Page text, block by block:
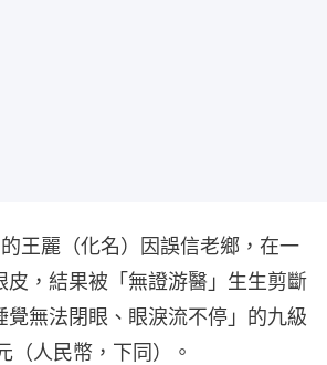
王麗（化名）因誤信老鄉，在一
皮，結果被「無證游醫」生生剪斷
覺無法閉眼、眼淚流不停」的九級
（人民幣，下同）。